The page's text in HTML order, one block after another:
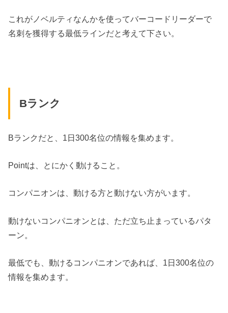
これがノベルティなんかを使ってバーコードリーダーで
名刺を獲得する最低ラインだと考えて下さい。
Bランク
Bランクだと、1日300名位の情報を集めます。
Pointは、とにかく動けること。
コンパニオンは、動ける方と動けない方がいます。
動けないコンパニオンとは、ただ立ち止まっているパタ
ーン。
最低でも、動けるコンパニオンであれば、1日300名位の
情報を集めます。